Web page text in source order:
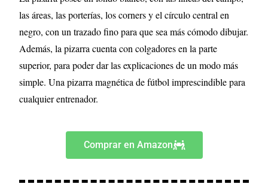
las áreas, las porterías, los corners y el círculo central en
negro, con un trazado fino para que sea más cómodo dibujar.
Además, la pizarra cuenta con colgadores en la parte
superior, para poder dar las explicaciones de un modo más
simple. Una pizarra magnética de fútbol imprescindible para
cualquier entrenador.
Comprar en Amazon